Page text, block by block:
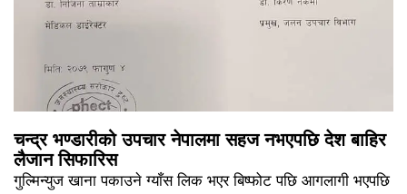
चन्द्र भण्डारीको उपचार नेपालमा सहज नभएपछि देश बाहिर
लैजान सिफारिस
गुल्मिन्युज खाना पकाउने ग्याँस लिक भएर बिष्फोट पछि आगलागी भएपछि